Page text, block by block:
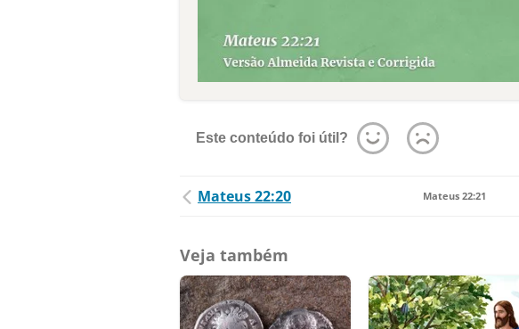
Este conteúdo foi útil?
Mateus 22:20 Mateus 22:21
Veja também